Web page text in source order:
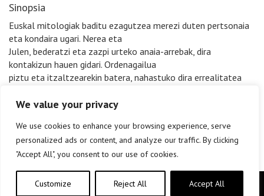
We value your privacy
We use cookies to enhance your browsing experience, serve
personalized ads or content, and analyze our traffic. By clicking
"Accept All", you consent to our use of cookies.
Customize Reject All Accept All
Sinopsia
Euskal mitologiak baditu ezagutzea merezi duten pertsonaia
eta kondaira ugari. Nerea eta
Julen, bederatzi eta zazpi urteko anaia-arrebak, dira
kontakizun hauen gidari. Ordenagailua
piztu eta itzaltzearekin batera, nahastuko dira errealitatea
Copyright © elkar Argitaletxeak 2019